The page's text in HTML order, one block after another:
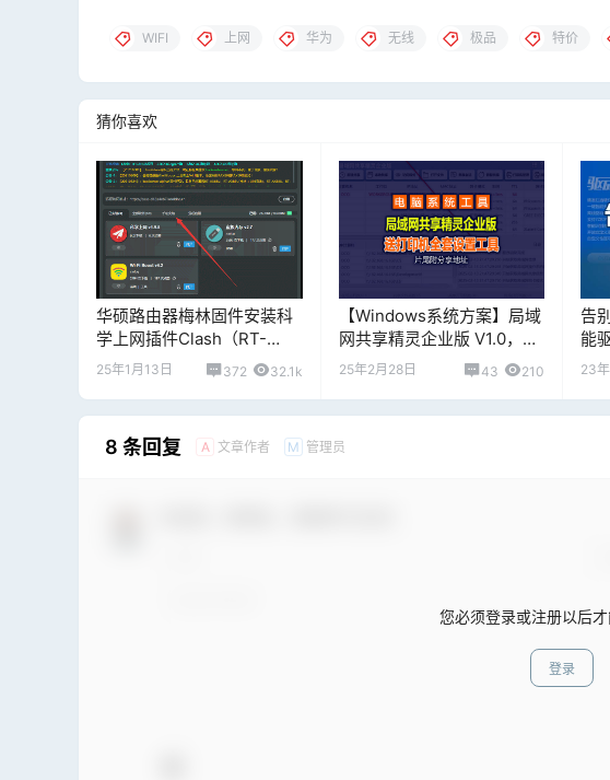
WIFI 上网 华为 无线 极品 特价
猜你喜欢
华硕路由器梅林固件安装科
学上网插件Clash（RT-
AC68U为例）,文章结尾附插
25年1月13日 372 32.1k
【Windows系统方案】局域
网共享精灵企业版 V1.0，解
决局域网共享设置问题，送
25年2月28日 43 210
告
能
23
8 条回复 A 文章作者 M 管理员
您必须登录或注册以后
登录